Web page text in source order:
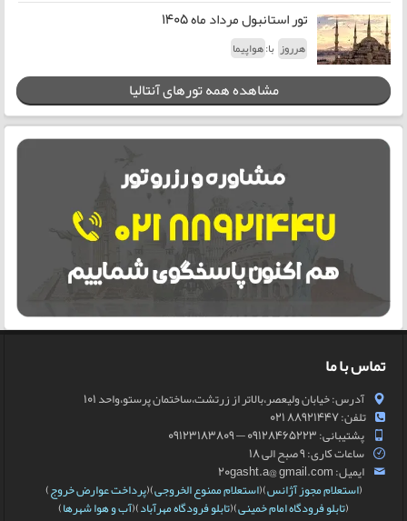
تور استانبول مرداد ماه 1405
هرروز با:هواپیما
مشاهده همه تورهای آنتالیا
تماس با ما
آدرس: خیابان ولیعصر،بالاتر از زرتشت،ساختمان پرستو،واحد 101
تلفن: 88921447 021
پشتیبانی: 09128465223 — 09123183809
ساعات کاری: 9 صبح الی 18
ایمیل: 20gasht.a@ gmail.com
(استعلام مجوز آژانس)(استعلام ممنوع الخروجی)(پرداخت عوارض خروج)
(تابلو فرودگاه امام خمینی)(تابلو فرودگاه مهرآباد)(آب و هوا شهرها)